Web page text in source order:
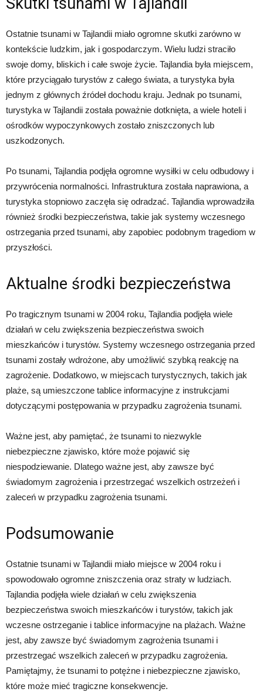
Ostatnie tsunami w Tajlandii miało ogromne skutki zarówno w
kontekście ludzkim, jak i gospodarczym. Wielu ludzi straciło
swoje domy, bliskich i całe swoje życie. Tajlandia była miejscem,
które przyciągało turystów z całego świata, a turystyka była
jednym z głównych źródeł dochodu kraju. Jednak po tsunami,
turystyka w Tajlandii została poważnie dotknięta, a wiele hoteli i
ośrodków wypoczynkowych zostało zniszczonych lub
uszkodzonych.
Po tsunami, Tajlandia podjęła ogromne wysiłki w celu odbudowy i
przywrócenia normalności. Infrastruktura została naprawiona, a
turystyka stopniowo zaczęła się odradzać. Tajlandia wprowadziła
również środki bezpieczeństwa, takie jak systemy wczesnego
ostrzegania przed tsunami, aby zapobiec podobnym tragediom w
przyszłości.
Aktualne środki bezpieczeństwa
Po tragicznym tsunami w 2004 roku, Tajlandia podjęła wiele
działań w celu zwiększenia bezpieczeństwa swoich
mieszkańców i turystów. Systemy wczesnego ostrzegania przed
tsunami zostały wdrożone, aby umożliwić szybką reakcję na
zagrożenie. Dodatkowo, w miejscach turystycznych, takich jak
plaże, są umieszczone tablice informacyjne z instrukcjami
dotyczącymi postępowania w przypadku zagrożenia tsunami.
Ważne jest, aby pamiętać, że tsunami to niezwykle
niebezpieczne zjawisko, które może pojawić się
niespodziewanie. Dlatego ważne jest, aby zawsze być
świadomym zagrożenia i przestrzegać wszelkich ostrzeżeń i
zaleceń w przypadku zagrożenia tsunami.
Podsumowanie
Ostatnie tsunami w Tajlandii miało miejsce w 2004 roku i
spowodowało ogromne zniszczenia oraz straty w ludziach.
Tajlandia podjęła wiele działań w celu zwiększenia
bezpieczeństwa swoich mieszkańców i turystów, takich jak
wczesne ostrzeganie i tablice informacyjne na plażach. Ważne
jest, aby zawsze być świadomym zagrożenia tsunami i
przestrzegać wszelkich zaleceń w przypadku zagrożenia.
Pamiętajmy, że tsunami to potężne i niebezpieczne zjawisko,
które może mieć tragiczne konsekwencje.